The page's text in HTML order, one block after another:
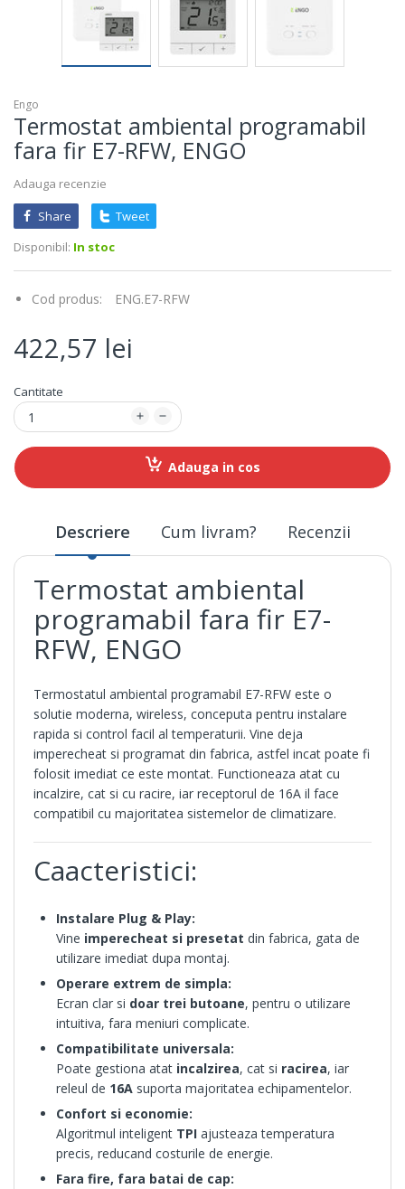
Engo
Termostat ambiental programabil
fara fir E7-RFW, ENGO
Adauga recenzie
Share
Tweet
Disponibil: In stoc
Cod produs: ENG.E7-RFW
422,57 lei
Cantitate
Adauga in cos
Descriere Cum livram? Recenzii
Termostat ambiental
programabil fara fir E7-
RFW, ENGO
Termostatul ambiental programabil E7-RFW este o
solutie moderna, wireless, conceputa pentru instalare
rapida si control facil al temperaturii. Vine deja
imperecheat si programat din fabrica, astfel incat poate fi
folosit imediat ce este montat. Functioneaza atat cu
incalzire, cat si cu racire, iar receptorul de 16A il face
compatibil cu majoritatea sistemelor de climatizare.
Caacteristici:
Instalare Plug & Play:
Vine imperecheat si presetat din fabrica, gata de
utilizare imediat dupa montaj.
Operare extrem de simpla:
Ecran clar si doar trei butoane, pentru o utilizare
intuitiva, fara meniuri complicate.
Compatibilitate universala:
Poate gestiona atat incalzirea, cat si racirea, iar
releul de 16Asuporta majoritatea echipamentelor.
Confort si economie:
Algoritmul inteligent TPIajusteaza temperatura
precis, reducand costurile de energie.
Fara fire, fara batai de cap: